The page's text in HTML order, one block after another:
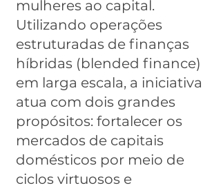
mulheres ao capital.
Utilizando operações
estruturadas de finanças
híbridas (blended finance)
em larga escala, a iniciativa
atua com dois grandes
propósitos: fortalecer os
mercados de capitais
domésticos por meio de
ciclos virtuosos e